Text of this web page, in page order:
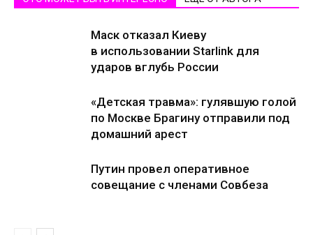
Маск отказал Киеву
в использовании Starlink для
ударов вглубь России
«Детская травма»: гулявшую голой
по Москве Брагину отправили под
домашний арест
Путин провел оперативное
совещание с членами Совбеза